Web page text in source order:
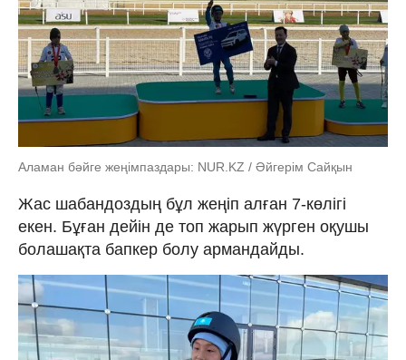
Аламан бәйге жеңімпаздары: NUR.KZ / Әйгерім Сайқын
Жас шабандоздың бұл жеңіп алған 7-көлігі
екен. Бұған дейін де топ жарып жүрген оқушы
болашақта бапкер болу армандайды.